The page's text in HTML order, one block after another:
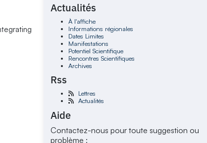
Actualités
À l'affiche
Informations régionales
Dates Limites
Manifestations
Potentiel Scientifique
Rencontres Scientifiques
Archives
Rss
Lettres
Actualités
Aide
Contactez-nous pour toute suggestion ou
problème :